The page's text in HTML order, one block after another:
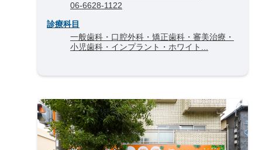
06-6628-1122
診療科目
一般歯科・口腔外科・矯正歯科・審美治療・
小児歯科・インプラント・ホワイト...